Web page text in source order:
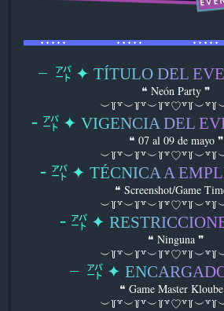
╴ ㌀ ✦ TÍTULO DEL EVE
❝ Neón Party ❞
╴ ㌀ ✦ VIGENCIA DEL EV
❝ 07 al 09 de mayo ❞
╴ ㌀ ✦ TÉCNICAA EMPL
❝ Screenshot/Game
╴ ㌀ ✦ RESTRICCION
❝ Ninguna ❞
╴ ㌀ ✦ ENCARGAD
❝ Game Master